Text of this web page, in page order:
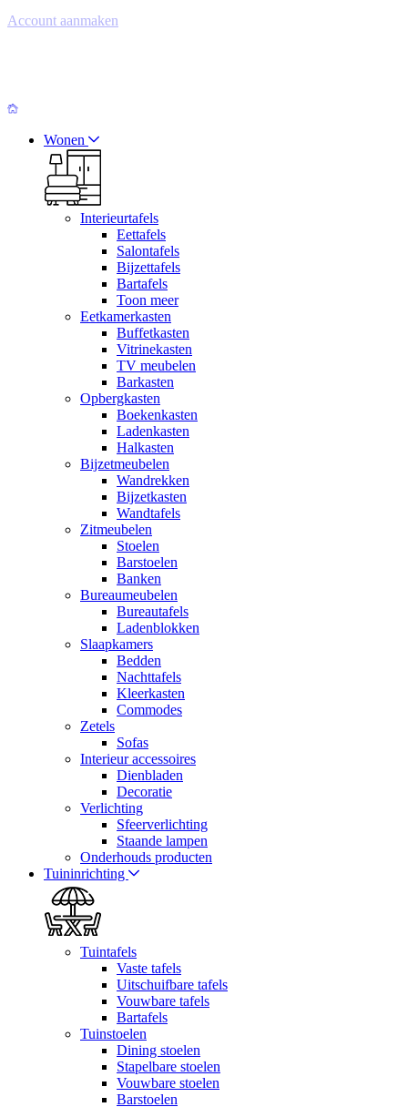
Account aanmaken
Wonen
Interieurtafels
Eettafels
Salontafels
Bijzettafels
Bartafels
Toon meer
Eetkamerkasten
Buffetkasten
Vitrinekasten
TV meubelen
Barkasten
Opbergkasten
Boekenkasten
Ladenkasten
Halkasten
Bijzetmeubelen
Wandrekken
Bijzetkasten
Wandtafels
Zitmeubelen
Stoelen
Barstoelen
Banken
Bureaumeubelen
Bureautafels
Ladenblokken
Slaapkamers
Bedden
Nachttafels
Kleerkasten
Commodes
Zetels
Sofas
Interieur accessoires
Dienbladen
Decoratie
Verlichting
Sfeerverlichting
Staande lampen
Onderhouds producten
Tuininrichting
Tuintafels
Vaste tafels
Uitschuifbare tafels
Vouwbare tafels
Bartafels
Tuinstoelen
Dining stoelen
Stapelbare stoelen
Vouwbare stoelen
Barstoelen